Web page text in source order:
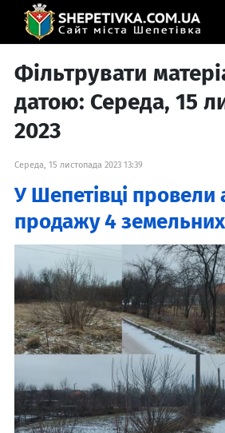
Фільтрувати
датою: Середа, 15
2023
Середа, 15 листопада 2023 13:39
У Шепетівці провели
продажу 4